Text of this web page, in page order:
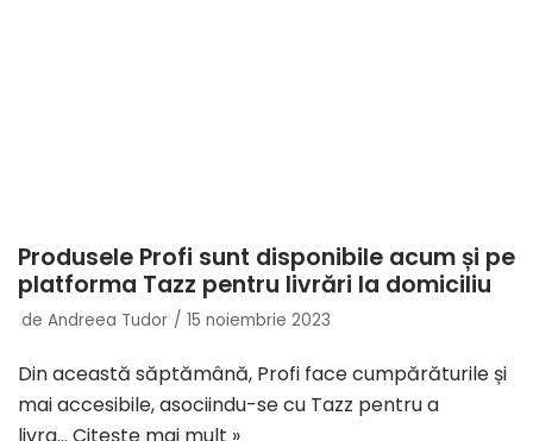
Produsele Profi sunt disponibile acum și pe
platforma Tazz pentru livrări la domiciliu
de Andreea Tudor 15 noiembrie 2023
Din această săptămână, Profi face cumpărăturile și
mai accesibile, asociindu-se cu Tazz pentru a